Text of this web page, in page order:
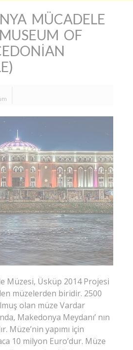
MÜCADELE
OF
Müzesi, Üsküp 2014 Projesi
müzelerden biridir. 2500
olan müze Vardar
Makedonya Meydanı’ nın
Müze’nin yapımı için
10 milyon Euro’dur. Müze